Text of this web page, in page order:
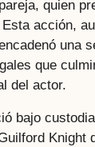
quien
acción,
una
que
del actor.
bajo
Knight